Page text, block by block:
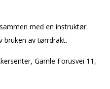
med en instruktør.
bruken av tørrdrakt.
Gamle Forusvei 11,